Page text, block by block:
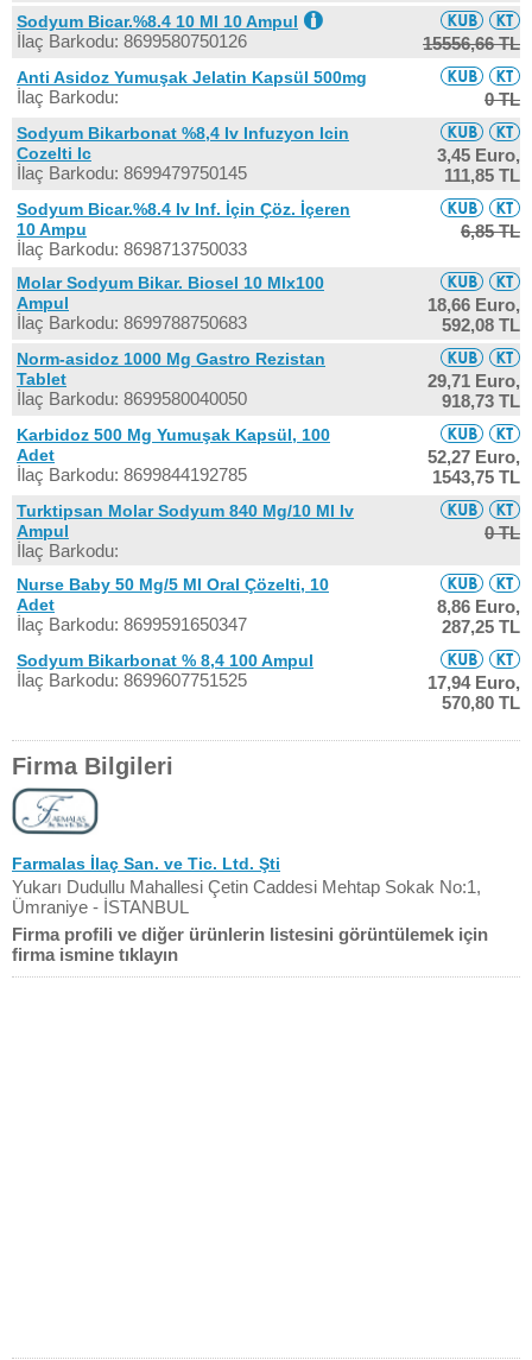
Sodyum Bicar.%8.4 10 Ml 10 Ampul
İlaç Barkodu: 8699580750126 15556,66 TL
Anti Asidoz Yumuşak Jelatin Kapsül 500mg
İlaç Barkodu: 0 TL
Sodyum Bikarbonat %8,4 Iv Infuzyon Icin
Cozelti Ic
İlaç Barkodu: 8699479750145
3,45 Euro,
111,85 TL
Sodyum Bicar.%8.4 Iv Inf. İçin Çöz. İçeren
10 Ampu
İlaç Barkodu: 8698713750033
6,85 TL
Molar Sodyum Bikar. Biosel 10 Mlx100
Ampul
İlaç Barkodu: 8699788750683
18,66 Euro,
592,08 TL
Norm-asidoz 1000 Mg Gastro Rezistan
Tablet
İlaç Barkodu: 8699580040050
29,71 Euro,
918,73 TL
Karbidoz 500 Mg Yumuşak Kapsül, 100
Adet
İlaç Barkodu: 8699844192785
52,27 Euro,
1543,75 TL
Turktipsan Molar Sodyum 840 Mg/10 Ml Iv
Ampul
İlaç Barkodu:
0 TL
Nurse Baby 50 Mg/5 Ml Oral Çözelti, 10
Adet
İlaç Barkodu: 8699591650347
8,86 Euro,
287,25 TL
Sodyum Bikarbonat % 8,4 100 Ampul
İlaç Barkodu: 8699607751525
17,94 Euro,
570,80 TL
Firma Bilgileri
Farmalas İlaç San. ve Tic. Ltd. Şti
Yukarı Dudullu Mahallesi Çetin Caddesi Mehtap Sokak No:1,
Ümraniye - İSTANBUL
Firma profili ve diğer ürünlerin listesini görüntülemek için
firma ismine tıklayın